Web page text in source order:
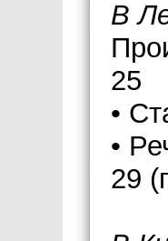
В
25
•
•
29